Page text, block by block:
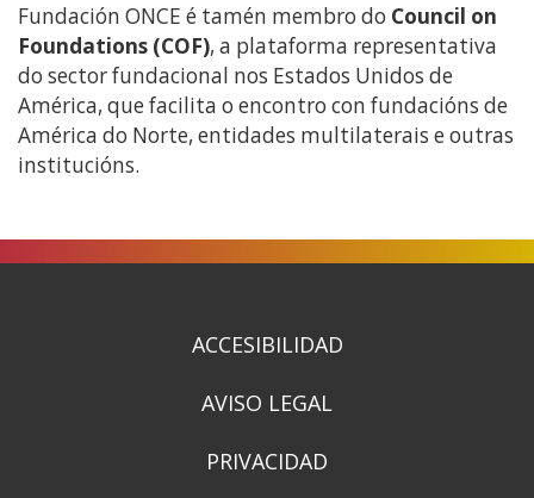
Fundación ONCE é tamén membro do Council on
Foundations (COF), a plataforma representativa
do sector fundacional nos Estados Unidos de
América, que facilita o encontro con fundacións de
América do Norte, entidades multilaterais e outras
institucións.
ACCESIBILIDAD
AVISO LEGAL
PRIVACIDAD